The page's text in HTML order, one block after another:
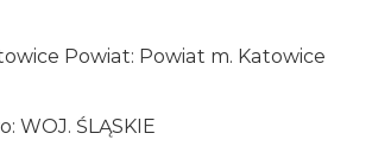
Powiat: Powiat m. Katowice
WOJ. ŚLĄSKIE